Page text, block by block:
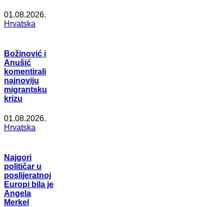
01.08.2026.
Hrvatska
Božinović i
Anušić
komentirali
najnoviju
migrantsku
krizu
01.08.2026.
Hrvatska
Najgori
političar u
poslijeratnoj
Europi bila je
Angela
Merkel